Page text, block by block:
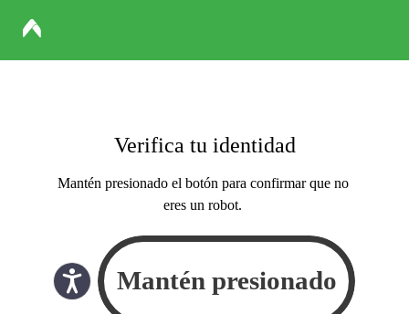
Verifica tu identidad
Mantén presionado el botón para confirmar que no
eres un robot.